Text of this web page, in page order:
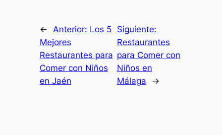
← Anterior: Los 5
Mejores
Restaurantes para
Comer con Niños
en Jaén
Siguiente:
Restaurantes
para Comer con
Niños en
Málaga
→